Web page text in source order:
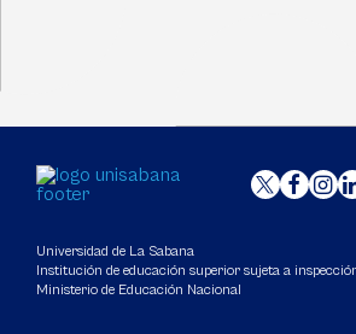
Universidad de La Sabana
Institución de educación superior sujeta a
Ministerio de Educación Nacional